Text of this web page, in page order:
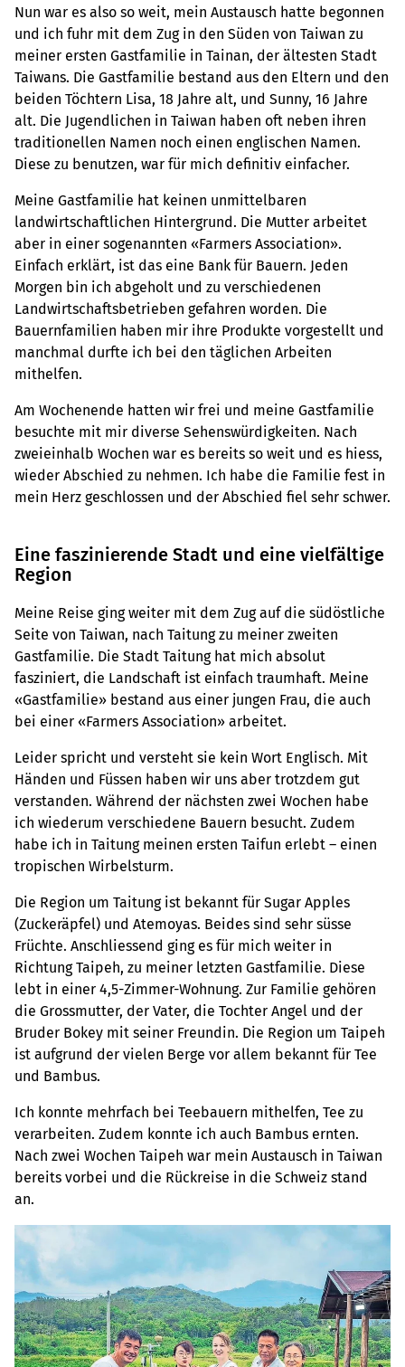
Nun war es also so weit, mein Austausch hatte begonnen
und ich fuhr mit dem Zug in den Süden von Taiwan zu
meiner ersten Gastfamilie in Tainan, der ältesten Stadt
Taiwans. Die Gastfamilie bestand aus den Eltern und den
beiden Töchtern Lisa, 18 Jahre alt, und Sunny, 16 Jahre
alt. Die Jugendlichen in Taiwan haben oft neben ihren
traditionellen Namen noch einen englischen Namen.
Diese zu benutzen, war für mich definitiv einfacher.
Meine Gastfamilie hat keinen unmittelbaren
landwirtschaftlichen Hintergrund. Die Mutter arbeitet
aber in einer sogenannten «Farmers Association».
Einfach erklärt, ist das eine Bank für Bauern. Jeden
Morgen bin ich abgeholt und zu verschiedenen
Landwirtschaftsbetrieben gefahren worden. Die
Bauernfamilien haben mir ihre Produkte vorgestellt und
manchmal durfte ich bei den täglichen Arbeiten
mithelfen.
Am Wochenende hatten wir frei und meine Gastfamilie
besuchte mit mir diverse Sehenswürdigkeiten. Nach
zweieinhalb Wochen war es bereits so weit und es hiess,
wieder Abschied zu nehmen. Ich habe die Familie fest in
mein Herz geschlossen und der Abschied fiel sehr schwer.
Eine faszinierende Stadt und eine vielfältige
Region
Meine Reise ging weiter mit dem Zug auf die südöstliche
Seite von Taiwan, nach Taitung zu meiner zweiten
Gastfamilie. Die Stadt Taitung hat mich absolut
fasziniert, die Landschaft ist einfach traumhaft. Meine
«Gastfamilie» bestand aus einer jungen Frau, die auch
bei einer «Farmers Association» arbeitet.
Leider spricht und versteht sie kein Wort Englisch. Mit
Händen und Füssen haben wir uns aber trotzdem gut
verstanden. Während der nächsten zwei Wochen habe
ich wiederum verschiedene Bauern besucht. Zudem
habe ich in Taitung meinen ersten Taifun erlebt – einen
tropischen Wirbelsturm.
Die Region um Taitung ist bekannt für Sugar Apples
(Zuckeräpfel) und Atemoyas. Beides sind sehr süsse
Früchte. Anschliessend ging es für mich weiter in
Richtung Taipeh, zu meiner letzten Gastfamilie. Diese
lebt in einer 4,5-Zimmer-Wohnung. Zur Familie gehören
die Grossmutter, der Vater, die Tochter Angel und der
Bruder Bokey mit seiner Freundin. Die Region um Taipeh
ist aufgrund der vielen Berge vor allem bekannt für Tee
und Bambus.
Ich konnte mehrfach bei Teebauern mithelfen, Tee zu
verarbeiten. Zudem konnte ich auch Bambus ernten.
Nach zwei Wochen Taipeh war mein Austausch in Taiwan
bereits vorbei und die Rückreise in die Schweiz stand
an.